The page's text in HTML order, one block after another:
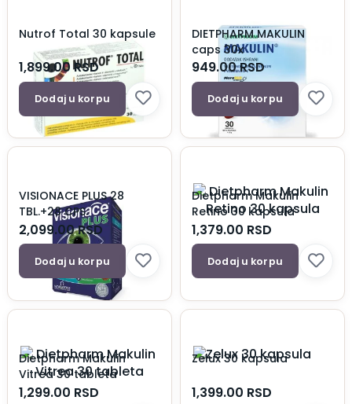
Nutrof Total 30 kapsule
1,899.00RSD
Dodaj u korpu
DIETPHARM MAKULIN
caps 30x
949.00RSD
Dodaj u korpu
VISIONACE PLUS 28
TBL.+28 CPS.
2,099.00RSD
Dodaj u korpu
Dietpharm Makulin
Retino 30 kapsula
1,379.00 RSD
Dodaj u korpu
Dietpharm Makulin
Vitrea 30 tableta
1,299.00 RSD
Zelux 30 kapsula
1,399.00 RSD